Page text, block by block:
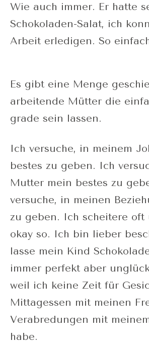
Wie auch immer. Er hatte
Schokoladen-Salat, ich
Arbeit erledigen. So
Es gibt eine Menge
arbeitende Mütter die
grade sein lassen.
Ich versuche, in meinem
bestes zu geben. Ich
Mutter mein bestes zu
versuche, in meinen
zu geben. Ich scheitere oft
okay so. Ich bin lieber
lasse mein Kind
immer perfekt aber
weil ich keine Zeit für
Mittagessen mit meinen
Verabredungen mit
habe.